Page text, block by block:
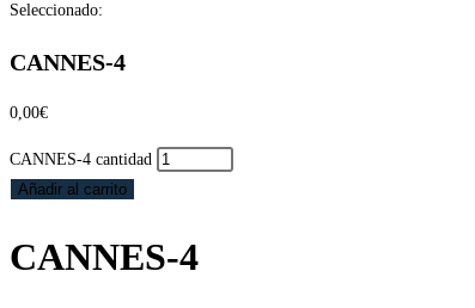
Seleccionado:
CANNES-4
0,00€
CANNES-4 cantidad
Añadir al carrito
CANNES-4